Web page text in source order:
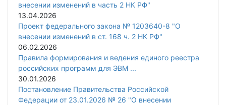
внесении изменений в часть 2 НК РФ"
13.04.2026
Проект федерального закона № 1203640-8 "О
внесении изменений в ст. 168 ч. 2 НК РФ"
06.02.2026
Правила формирования и ведения единого реестра
российских программ для ЭВМ ...
30.01.2026
Постановление Правительства Российской
Федерации от 23.01.2026 № 26 "О внесении